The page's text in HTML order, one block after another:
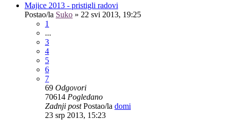
Majice 2013 - pristigli radovi
Postao/la Suko » 22 svi 2013, 19:25
1
...
3
4
5
6
7
69 Odgovori
70614 Pogledano
Zadnji postPostao/la domi
23 srp 2013, 15:23